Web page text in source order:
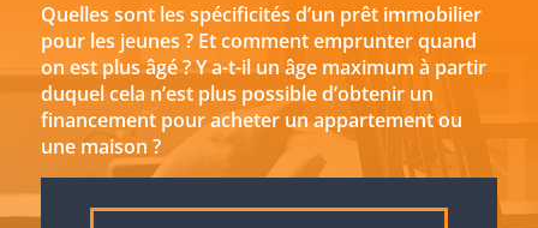
Quelles sont les spécificités d’un prêt immobilier
pour les jeunes ? Et comment emprunter quand
on est plus âgé ? Y a-t-il un âge maximum à partir
duquel cela n’est plus possible d’obtenir un
financement pour acheter un appartement ou
une maison ?